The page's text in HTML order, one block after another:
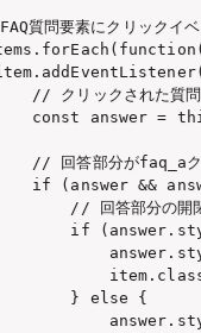
質問要素にクリックイベ
// クリックされた質問
const answer =
// 回答部分がfaq_aク
if (answer &&
// 回答部分の開
if
} else {